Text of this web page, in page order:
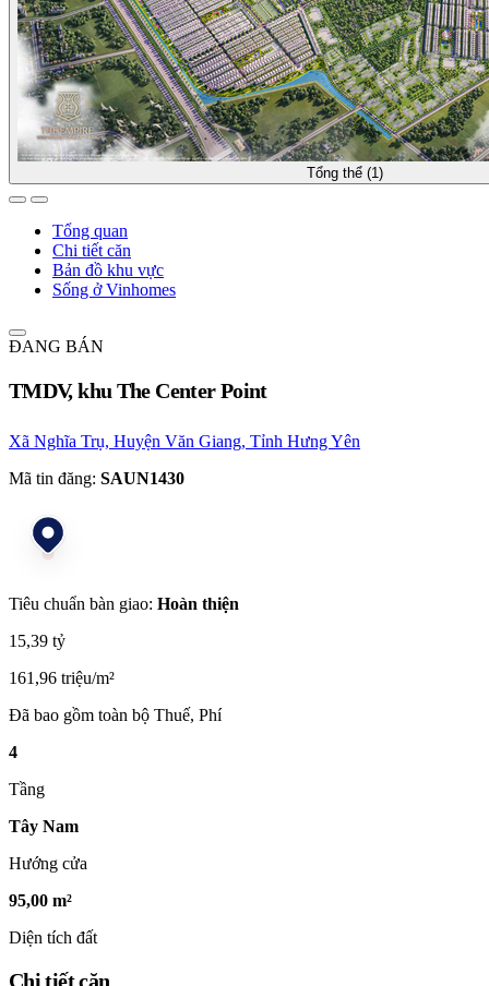
Tổng thể (1)
Tổng quan
Chi tiết căn
Bản đồ khu vực
Sống ở Vinhomes
ĐANG BÁN
TMDV, khu The Center Point
Xã Nghĩa Trụ, Huyện Văn Giang, Tỉnh Hưng Yên
Mã tin đăng: SAUN1430
Tiêu chuẩn bàn giao: Hoàn thiện
15,39 tỷ
161,96 triệu/m²
Đã bao gồm toàn bộ Thuế, Phí
4
Tầng
Tây Nam
Hướng cửa
95,00 m²
Diện tích đất
Chi tiết căn